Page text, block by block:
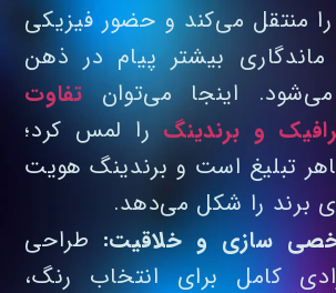
را منتقل می‌کند و حضور فیزیکی
بیشتر پیام در ذهن
اینجا می‌توانتفاوت
و برندینگ را لمس کرد؛
تبلیغ است و برندینگ هویت
برند را شکل می‌دهد.
سازی و خلاقیت: طراحی
کامل برای انتخاب رنگ،